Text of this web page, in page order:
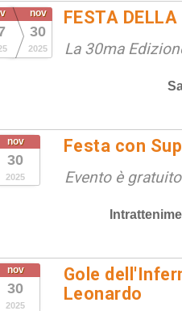
nov
30
2025
FESTA
La 30ma
nov
30
2025
Festa con
Evento è
nov
30
2025
Gole
Leonardo